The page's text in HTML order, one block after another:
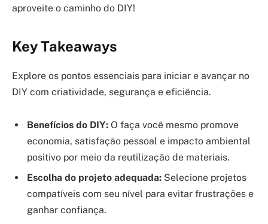
aproveite o caminho do DIY!
Key Takeaways
Explore os pontos essenciais para iniciar e avançar no
DIY com criatividade, segurança e eficiência.
Benefícios do DIY: O faça você mesmo promove
economia, satisfação pessoal e impacto ambiental
positivo por meio da reutilização de materiais.
Escolha do projeto adequada: Selecione projetos
compatíveis com seu nível para evitar frustrações e
ganhar confiança.